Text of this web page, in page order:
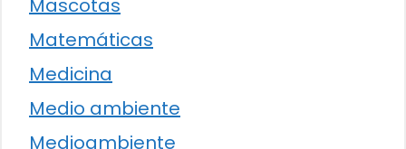
Mascotas
Matemáticas
Medicina
Medio ambiente
Medioambiente